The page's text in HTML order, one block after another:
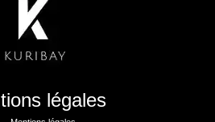
légales